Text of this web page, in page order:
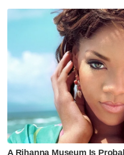
രോഗബാധിതർ
ഉണ്ടാകുമ്പോഴും പൊതുഇടങ്ങൾ
രോഗവ്യാപനത്തിനു
ഉപയോഗിക്കുന്ന പാത്രങ്ങളും
വസ്തുക്കളും
ഗർഭിണികൾ,
തുടങ്ങിയവരിൽ കരളിന്റെ
രോഗം ഗുരുതരമാകാൻ
രോഗലക്ഷണങ്ങൾ കണ്ടാൽ
ഒഴിവാക്കി അടുത്തുള്ള ആരോഗ്യ
കൃത്യമായ ചികിത്സ